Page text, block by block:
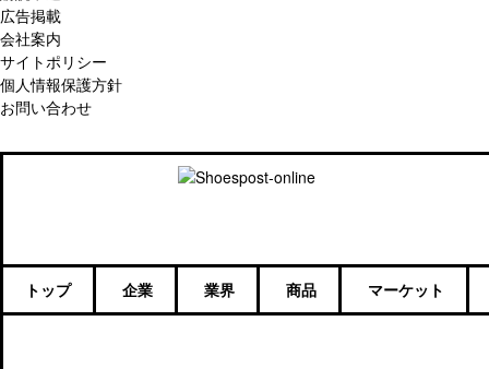
広告掲載
会社案内
サイトポリシー
個人情報保護方針
お問い合わせ
トップ 企業 業界 商品 マーケット